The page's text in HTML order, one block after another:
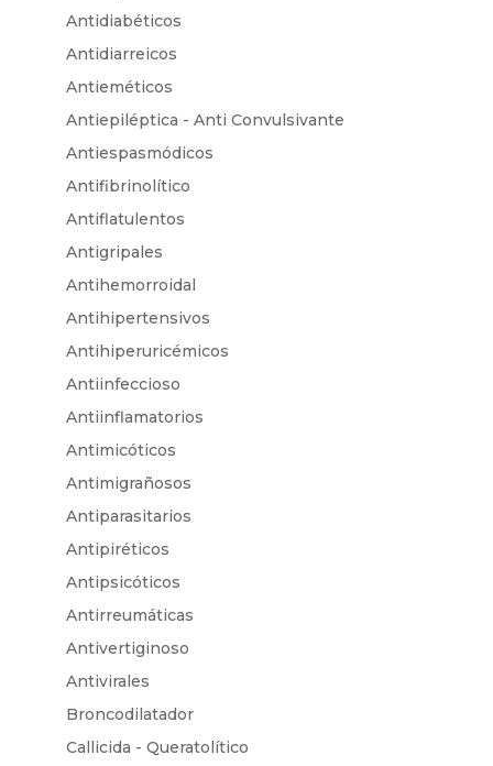
Antidiabéticos
Antidiarreicos
Antieméticos
Antiepiléptica - Anti Convulsivante
Antiespasmódicos
Antifibrinolítico
Antiflatulentos
Antigripales
Antihemorroidal
Antihipertensivos
Antihiperuricémicos
Antiinfeccioso
Antiinflamatorios
Antimicóticos
Antimigrañosos
Antiparasitarios
Antipiréticos
Antipsicóticos
Antirreumáticas
Antivertiginoso
Antivirales
Broncodilatador
Callicida - Queratolítico